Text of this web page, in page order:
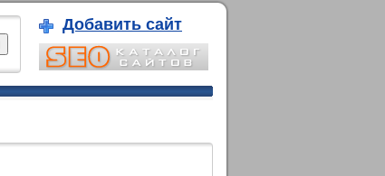
Добавить сайт